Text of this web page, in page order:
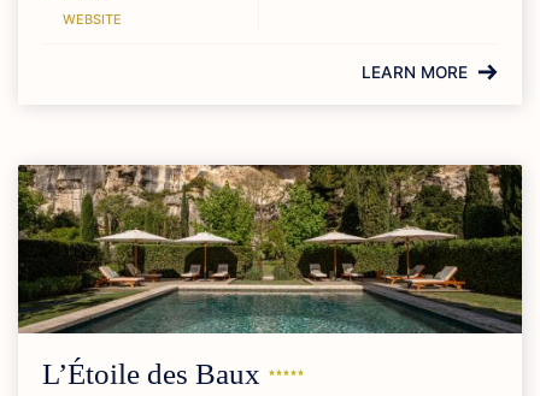
WEBSITE
LEARN MORE
L’Étoile des Baux